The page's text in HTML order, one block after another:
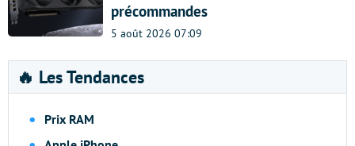
précommandes
5 août 2026 07:09
🔥 Les Tendances
Prix RAM